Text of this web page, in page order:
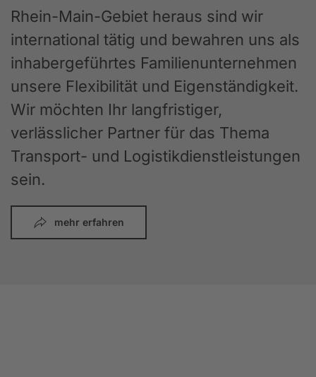
Rhein-Main-Gebiet heraus sind wir
international tätig und bewahren uns als
inhabergeführtes Familienunternehmen
unsere Flexibilität und Eigenständigkeit.
Wir möchten Ihr langfristiger,
verlässlicher Partner für das Thema
Transport- und Logistikdienstleistungen
sein.
mehr erfahren